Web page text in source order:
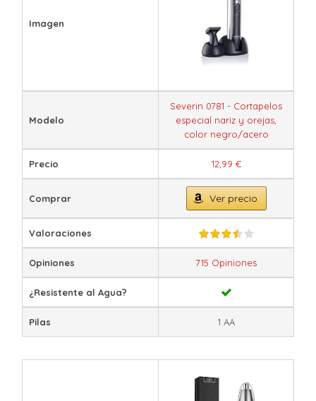
Imagen
Modelo
Severin 0781 - Cortapelos
especial nariz y orejas,
color negro/acero
Precio 12,99 €
Comprar Ver precio
Valoraciones
Opiniones 715 Opiniones
¿Resistente al Agua?
Pilas 1 AA